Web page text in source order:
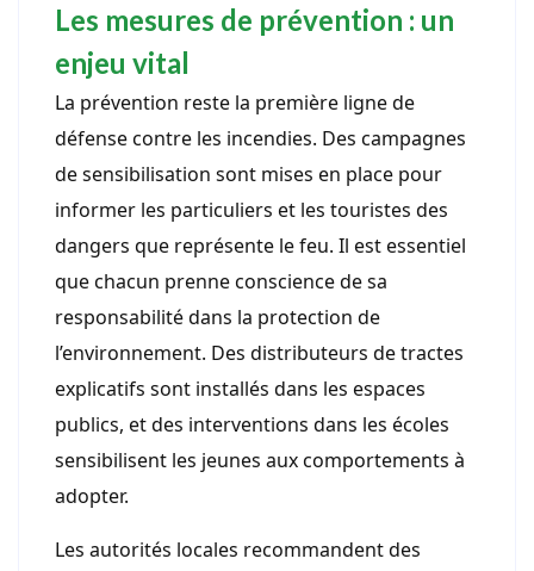
Les mesures de prévention : un
enjeu vital
La prévention reste la première ligne de
défense contre les incendies. Des campagnes
de sensibilisation sont mises en place pour
informer les particuliers et les touristes des
dangers que représente le feu. Il est essentiel
que chacun prenne conscience de sa
responsabilité dans la protection de
l’environnement. Des distributeurs de tractes
explicatifs sont installés dans les espaces
publics, et des interventions dans les écoles
sensibilisent les jeunes aux comportements à
adopter.
Les autorités locales recommandent des